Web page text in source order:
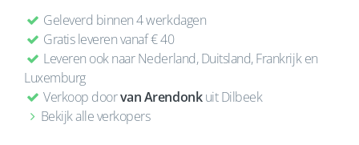
Geleverd binnen 4 werkdagen
Gratis leveren vanaf € 40
Leveren ook naar Nederland, Duitsland, Frankrijk en
Luxemburg
Verkoop doorvan Arendonkuit Dilbeek
Bekijk alle verkopers